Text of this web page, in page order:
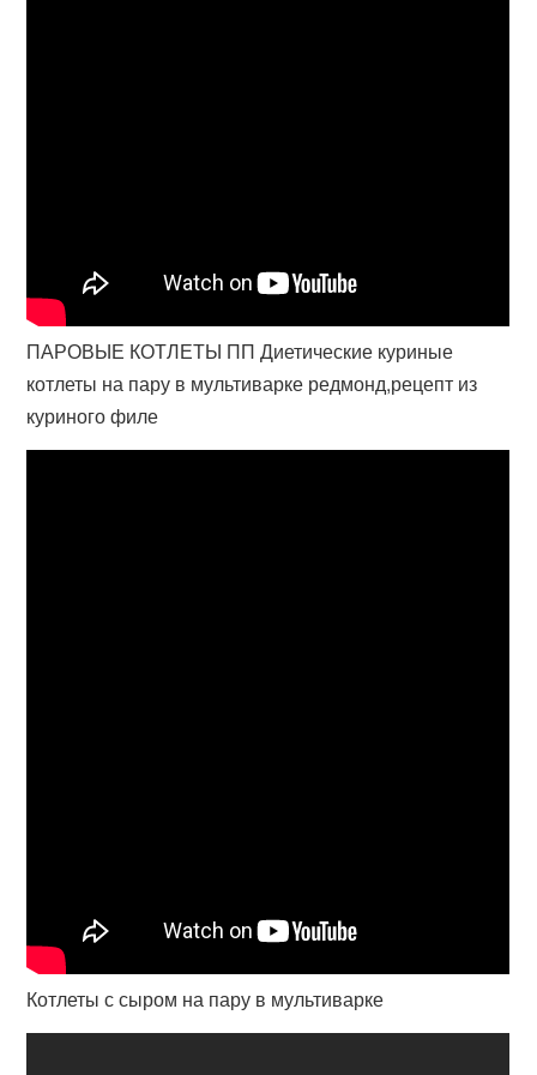
ПАРОВЫЕ КОТЛЕТЫ ПП Диетические куриные
котлеты на пару в мультиварке редмонд,рецепт из
куриного филе
Котлеты с сыром на пару в мультиварке